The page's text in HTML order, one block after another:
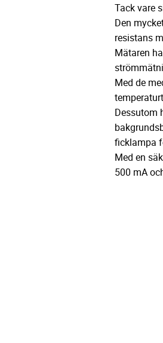
Tack vare
Den
resistans
Mätaren
Med de
Dessutom
ficklampa
Med en
500 mA